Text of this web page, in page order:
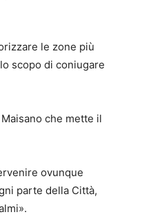
le zone più
scopo di coniugare
che mette il
ovunque
parte della Città,